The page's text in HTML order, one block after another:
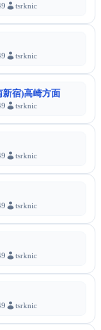
tsrknic
tsrknic
宿)高崎方面
tsrknic
tsrknic
tsrknic
tsrknic
tsrknic